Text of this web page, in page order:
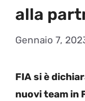
alla
Gennaio 7,
FIA si è
nuovi team in